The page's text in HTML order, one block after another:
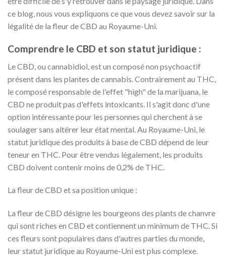
ce blog, nous vous expliquons ce que vous devez savoir sur la
légalité de la fleur de CBD au Royaume-Uni.
Comprendre le CBD et son statut juridique :
Le CBD, ou cannabidiol, est un composé non psychoactif
présent dans les plantes de cannabis. Contrairement au THC,
le composé responsable de l'effet "high" de la marijuana, le
CBD ne produit pas d'effets intoxicants. Il s'agit donc d'une
option intéressante pour les personnes qui cherchent à se
soulager sans altérer leur état mental. Au Royaume-Uni, le
statut juridique des produits à base de CBD dépend de leur
teneur en THC. Pour être vendus légalement, les produits
CBD doivent contenir moins de 0,2% de THC.
La fleur de CBD et sa position unique :
La fleur de CBD désigne les bourgeons des plants de chanvre
qui sont riches en CBD et contiennent un minimum de THC. Si
ces fleurs sont populaires dans d'autres parties du monde,
leur statut juridique au Royaume-Uni est plus complexe.